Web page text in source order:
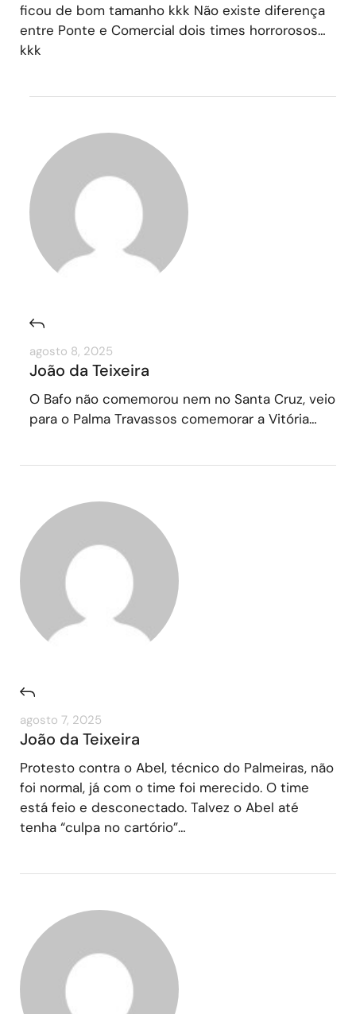
ficou de bom tamanho kkk Não existe diferença
entre Ponte e Comercial dois times horrorosos…
kkk
agosto 8, 2025
João da Teixeira
O Bafo não comemorou nem no Santa Cruz, veio
para o Palma Travassos comemorar a Vitória…
agosto 7, 2025
João da Teixeira
Protesto contra o Abel, técnico do Palmeiras, não
foi normal, já com o time foi merecido. O time
está feio e desconectado. Talvez o Abel até
tenha “culpa no cartório”…